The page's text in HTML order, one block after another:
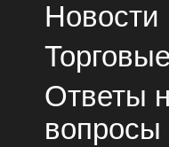
Новости
Ответы
вопросы